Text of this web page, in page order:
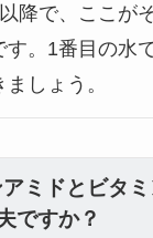
降で、ここが
す。1番目の水
しょう。
ミドとビタ
ですか？